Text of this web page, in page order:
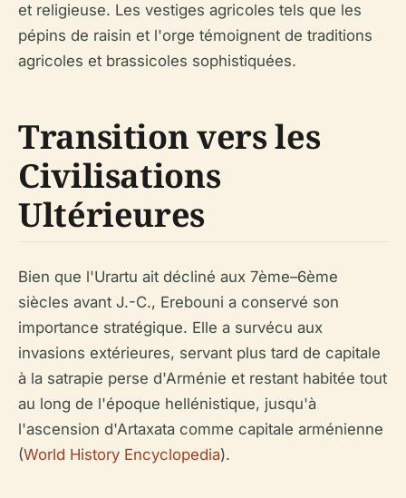
et religieuse. Les vestiges agricoles tels que les
pépins de raisin et l'orge témoignent de traditions
agricoles et brassicoles sophistiquées.
Transition vers les
Civilisations
Ultérieures
Bien que l'Urartu ait décliné aux 7ème–6ème
siècles avant J.-C., Erebouni a conservé son
importance stratégique. Elle a survécu aux
invasions extérieures, servant plus tard de capitale
à la satrapie perse d'Arménie et restant habitée tout
au long de l'époque hellénistique, jusqu'à
l'ascension d'Artaxata comme capitale arménienne
(World History Encyclopedia).